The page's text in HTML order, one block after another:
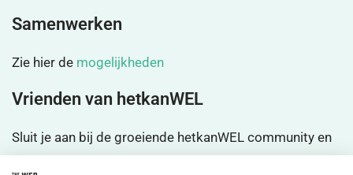
Samenwerken
Zie hier de mogelijkheden
Vrienden van hetkanWEL
Sluit je aan bij de groeiende hetkanWEL community en